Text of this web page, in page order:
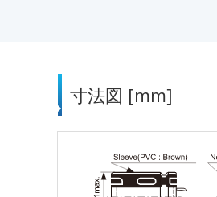
寸法図 [mm]